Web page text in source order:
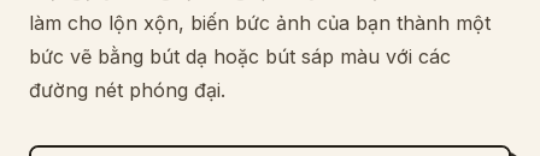
Lời nhắc
Giá cả
làm cho lộn xộn, biến bức ảnh của bạn thành một
bức vẽ bằng bút dạ hoặc bút sáp màu với các
đường nét phóng đại.